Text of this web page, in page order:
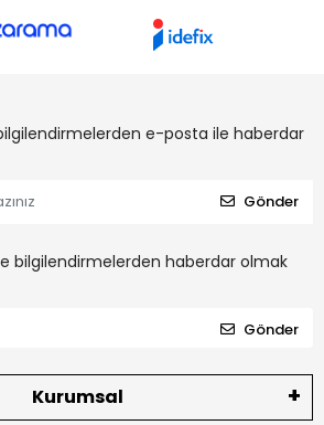
e-posta ile haberdar
Gönder
bilgilendirmelerden haberdar olmak
Gönder
Kurumsal